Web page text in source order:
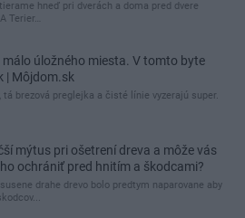
hneď pri dverách a doma pred dvere
Terier…
málo úložného miesta. V tomto byte
| Môjdom.sk
tá brezová preglejka a čisté línie vyzerajú super.
mýtus pri ošetrení dreva a môže vás
ochrániť pred hnitím a škodcami?
drahe drevo bolo predtym naparovane aby